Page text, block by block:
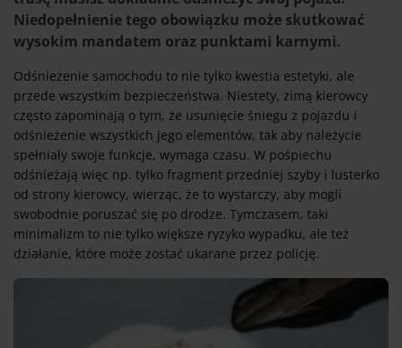
Niedopełnienie tego obowiązku może skutkować
wysokim mandatem oraz punktami karnymi.
Odśnieżenie samochodu to nie tylko kwestia estetyki, ale
przede wszystkim bezpieczeństwa. Niestety, zimą kierowcy
często zapominają o tym, że usunięcie śniegu z pojazdu i
odśnieżenie wszystkich jego elementów, tak aby należycie
spełniały swoje funkcje, wymaga czasu. W pośpiechu
odśnieżają więc np. tylko fragment przedniej szyby i lusterko
od strony kierowcy, wierząc, że to wystarczy, aby mogli
swobodnie poruszać się po drodze. Tymczasem, taki
minimalizm to nie tylko większe ryzyko wypadku, ale też
działanie, które może zostać ukarane przez policję.